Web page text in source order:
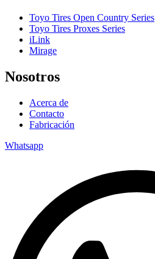
Toyo Tires Open Country Series
Toyo Tires Proxes Series
iLink
Mirage
Nosotros
Acerca de
Contacto
Fabricación
Whatsapp